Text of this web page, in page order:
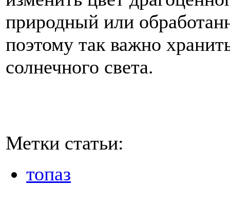
природный или
поэтому так важно
солнечного света.
Метки статьи:
топаз